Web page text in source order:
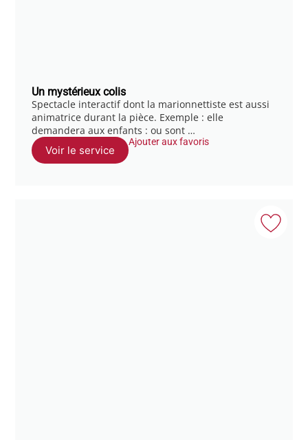
Un mystérieux colis
Spectacle interactif dont la marionnettiste est aussi
animatrice durant la pièce. Exemple : elle
demandera aux enfants : ou sont …
Voir le service
Ajouter aux favoris